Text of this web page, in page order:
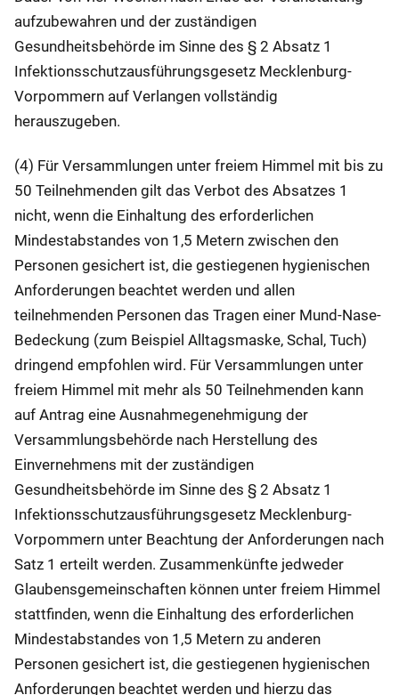
aufzubewahren und der zuständigen
Gesundheitsbehörde im Sinne des § 2 Absatz 1
Infektionsschutzausführungsgesetz Mecklenburg-
Vorpommern auf Verlangen vollständig
herauszugeben.
(4) Für Versammlungen unter freiem Himmel mit bis zu
50 Teilnehmenden gilt das Verbot des Absatzes 1
nicht, wenn die Einhaltung des erforderlichen
Mindestabstandes von 1,5 Metern zwischen den
Personen gesichert ist, die gestiegenen hygienischen
Anforderungen beachtet werden und allen
teilnehmenden Personen das Tragen einer Mund-Nase-
Bedeckung (zum Beispiel Alltagsmaske, Schal, Tuch)
dringend empfohlen wird. Für Versammlungen unter
freiem Himmel mit mehr als 50 Teilnehmenden kann
auf Antrag eine Ausnahmegenehmigung der
Versammlungsbehörde nach Herstellung des
Einvernehmens mit der zuständigen
Gesundheitsbehörde im Sinne des § 2 Absatz 1
Infektionsschutzausführungsgesetz Mecklenburg-
Vorpommern unter Beachtung der Anforderungen nach
Satz 1 erteilt werden. Zusammenkünfte jedweder
Glaubensgemeinschaften können unter freiem Himmel
stattfinden, wenn die Einhaltung des erforderlichen
Mindestabstandes von 1,5 Metern zu anderen
Personen gesichert ist, die gestiegenen hygienischen
Anforderungen beachtet werden und hierzu das